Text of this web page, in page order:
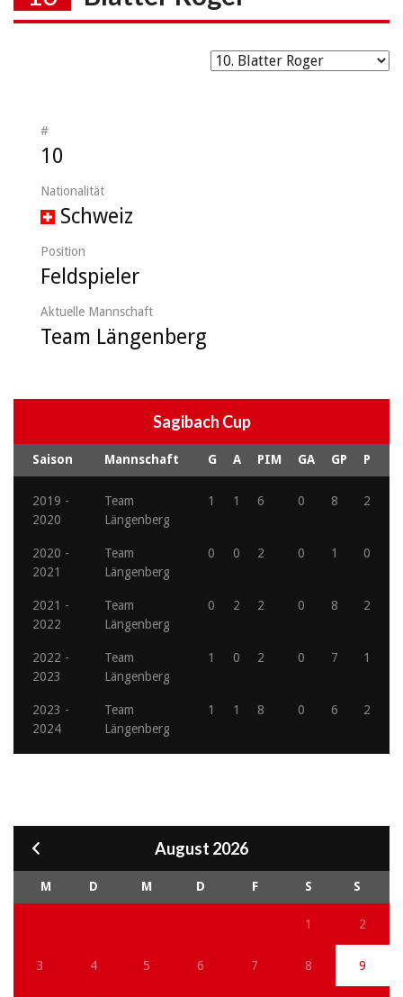
#
10
Nationalität
Schweiz
Position
Feldspieler
Aktuelle Mannschaft
Team Längenberg
Sagibach Cup
Saison Mannschaft G A PIM GA GP P
2019 -
2020
Team
Längenberg
1 1 6 0 8 2
2020 -
2021
Team
Längenberg
0 0 2 0 1 0
2021 -
2022
Team
Längenberg
0 2 2 0 8 2
2022 -
2023
Team
Längenberg
1 0 2 0 7 1
2023 -
2024
Team
Längenberg
1 1 8 0 6 2
August 2026
M D M D F S S
1 2
3 4 5 6 7 8 9